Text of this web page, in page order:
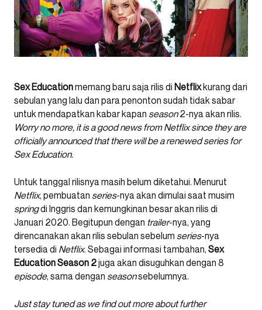
Sex Educationmemang baru saja rilis di Netflixkurang dari
sebulan yang lalu dan para penonton sudah tidak sabar
untuk mendapatkan kabar kapan season2-nya akan rilis.
Worry no more, it is a good news from Netflix since they are
officially announced that there will be a renewed series for
Sex Education.
Untuk tanggal rilisnya masih belum diketahui. Menurut
Netflix, pembuatan series-nya akan dimulai saat musim
springdi Inggris dan kemungkinan besar akan rilis di
Januari 2020. Begitupun dengan trailer-nya, yang
direncanakan akan rilis sebulan sebelum series-nya
tersedia di Netflix. Sebagai informasi tambahan, Sex
Education Season 2juga akan disuguhkan dengan 8
episode, sama dengan seasonsebelumnya.
Just stay tuned as we find out more about further